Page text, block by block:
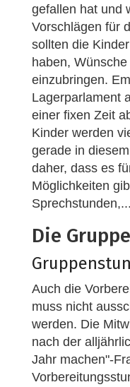
gefallen hat und
Vorschlägen für
sollten die
haben,
einzubringen.
Lagerparlament
einer fixen Zeit
Kinder werden
gerade in
daher, dass es
Möglichkeiten
Die
Auch die
muss nicht
werden. Die
nach der
Jahr machen"-